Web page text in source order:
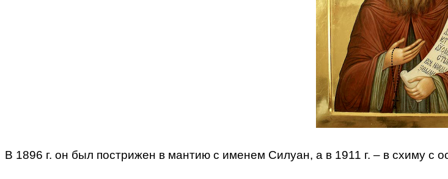
В 1896 г. он был пострижен в мантию с именем Силуан, а в 1911 г. – в схиму с